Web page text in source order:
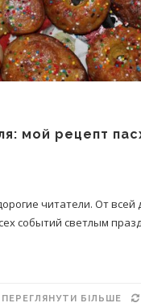
мой рецепт
читатели. От
событий светлым
ПЕРЕГЛЯНУТИ БІЛЬШЕ